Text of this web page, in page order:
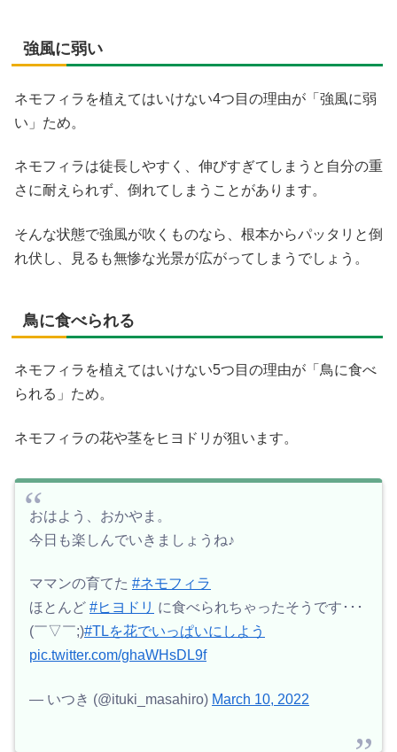
強風に弱い
ネモフィラを植えてはいけない4つ目の理由が「強風に弱
い」ため。
ネモフィラは徒長しやすく、伸びすぎてしまうと自分の重
さに耐えられず、倒れてしまうことがあります。
そんな状態で強風が吹くものなら、根本からパッタリと倒
れ伏し、見るも無惨な光景が広がってしまうでしょう。
鳥に食べられる
ネモフィラを植えてはいけない5つ目の理由が「鳥に食べ
られる」ため。
ネモフィラの花や茎をヒヨドリが狙います。
おはよう、おかやま。
今日も楽しんでいきましょうね♪
ママンの育てた #ネモフィラ
ほとんど #ヒヨドリ に食べられちゃったそうです･･･
(￣▽￣;)#TLを花でいっぱいにしよう
pic.twitter.com/ghaWHsDL9f
— いつき (@ituki_masahiro) March 10, 2022